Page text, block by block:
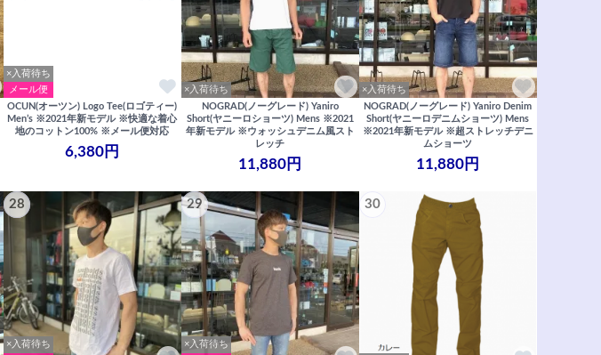
×入荷待ち
メール便
OCUN(オーツン) Logo Tee(ロゴティー)
Men’s ※2021年新モデル ※快適な着心
地のコットン100% ※メール便対応
6,380円
×入荷待ち
NOGRAD(ノーグレード) Yaniro
Short(ヤニーロショーツ) Mens ※2021
年新モデル ※ウォッシュデニム風スト
レッチ
11,880円
×入荷待ち
NOGRAD(ノーグレード) Yaniro Denim
Short(ヤニーロデニムショーツ) Mens
※2021年新モデル ※超ストレッチデニ
ムショーツ
11,880円
28
×入荷待ち
29
×入荷待ち
30